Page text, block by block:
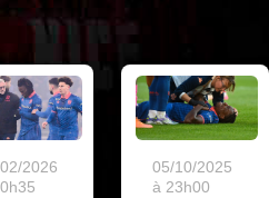
2026
05/10/2025
à 23h00